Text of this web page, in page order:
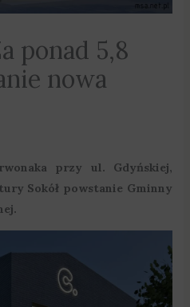
ponad 5,8
nowa
przy ul. Gdyńskiej,
Sokół powstanie Gminny